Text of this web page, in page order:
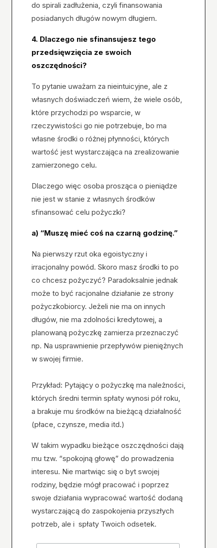
do spirali zadłużenia, czyli finansowania
posiadanych długów nowym długiem.
4. Dlaczego nie sfinansujesz tego
przedsięwzięcia ze swoich
oszczędności?
To pytanie uważam za nieintuicyjne, ale z
własnych doświadczeń wiem, że wiele osób,
które przychodzi po wsparcie, w
rzeczywistości go nie potrzebuje, bo ma
własne środki o różnej płynności, których
wartość jest wystarczająca na zrealizowanie
zamierzonego celu.
Dlaczego więc osoba prosząca o pieniądze
nie jest w stanie z własnych środków
sfinansować celu pożyczki?
a) “Muszę mieć coś na czarną godzinę.”
Na pierwszy rzut oka egoistyczny i
irracjonalny powód. Skoro masz środki to po
co chcesz pożyczyć? Paradoksalnie jednak
może to być racjonalne działanie ze strony
pożyczkobiorcy. Jeżeli nie ma on innych
długów, nie ma zdolności kredytowej, a
planowaną pożyczkę zamierza przeznaczyć
np. Na usprawnienie przepływów pieniężnych
w swojej firmie.
Przykład: Pytający o pożyczkę ma należności,
których średni termin spłaty wynosi pół roku,
a brakuje mu środków na bieżącą działalność
(płace, czynsze, media itd.)
W takim wypadku bieżące oszczędności dają
mu tzw. “spokojną głowę” do prowadzenia
interesu. Nie martwiąc się o byt swojej
rodziny, będzie mógł pracować i poprzez
swoje działania wypracować wartość dodaną
wystarczającą do zaspokojenia przyszłych
potrzeb, ale i spłaty Twoich odsetek.